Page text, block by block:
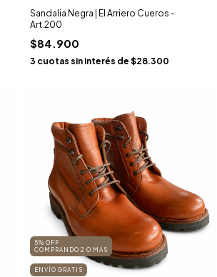
Sandalia Negra | El Arriero Cueros -
Art.200
$84.900
3 cuotas sin interés de $28.300
5% OFF
COMPRANDO 2 O MÁS
ENVÍO GRATIS